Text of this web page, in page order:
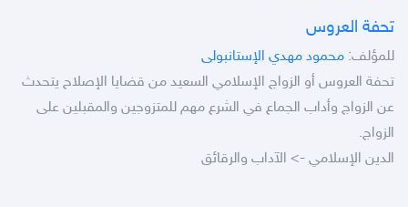
تحفة العروس
للمؤلف: محمود مهدي الإستانبولى
تحفة العروس أو الزواج الإسلامي السعيد من قضايا الإصلاح يتحدث
عن الزواج وأداب الجماع في الشرع مهم للمتزوجين والمقبلين على
الزواج.
الدين الإسلامي -> الآداب والرقائق